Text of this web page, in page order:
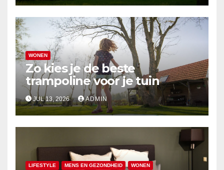
WONEN
Zo kies je de beste
trampoline voor je tuin
JUL 13, 2026 ADMIN
LIFESTYLE MENS EN GEZONDHEID WONEN